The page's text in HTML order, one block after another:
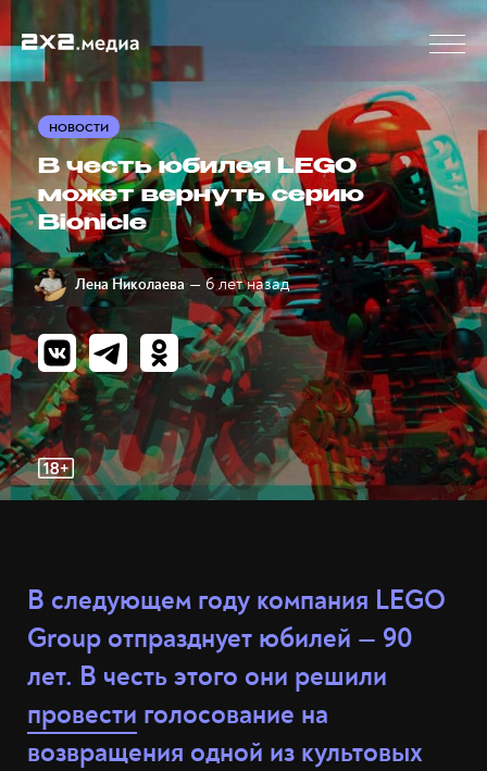
НОВОСТИ
В честь юбилея LEGO
может вернуть серию
Bionicle
Лена Николаева — 6 лет назад
В следующем году компания LEGO
Group отпразднует юбилей — 90
лет. В честь этого они решили
провести голосование на
возвращения одной из культовых